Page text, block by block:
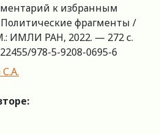
к избранным
фрагменты /
ИМЛИ РАН, 2022. — 272 с.
978-5-9208-0695-6